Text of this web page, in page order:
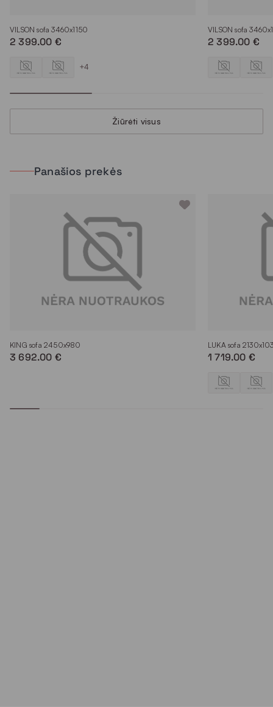
VILSON sofa 3460x1150
2 399.00 €
+4
VILSON sofa
2 399.00 €
Žiūrėti visus
Panašios prekės
KING sofa 2450x980
3 692.00 €
LUKA sofa
1 719.00 €